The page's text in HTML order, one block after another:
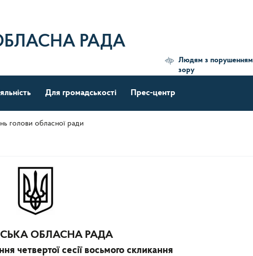
РАДА
Людям з порушенням
зору
Для громадськості Прес-центр
голови обласної ради
ОБЛАСНА РАДА
четвертої сесії восьмого скликання